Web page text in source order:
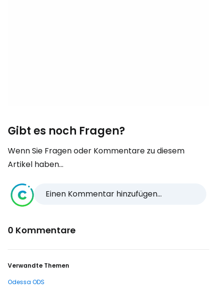
Gibt es noch Fragen?
Wenn Sie Fragen oder Kommentare zu diesem
Artikel haben...
Einen Kommentar hinzufügen...
0 Kommentare
Verwandte Themen
Odessa ODS